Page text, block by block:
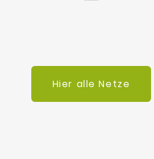
Hier alle Netze